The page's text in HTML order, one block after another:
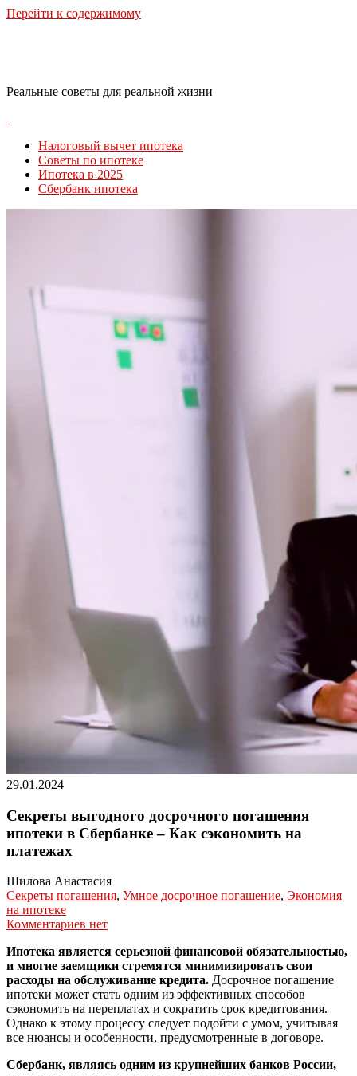
Перейти к содержимому
Реальные советы для реальной жизни
Налоговый вычет ипотека
Советы по ипотеке
Ипотека в 2025
Сбербанк ипотека
29.01.2024
Секреты выгодного досрочного погашения
ипотеки в Сбербанке – Как сэкономить на
платежах
Шилова Анастасия
Секреты погашения, Умное досрочное погашение, Экономия
на ипотеке
Комментариев нет
Ипотека является серьезной финансовой обязательностью,
и многие заемщики стремятся минимизировать свои
расходы на обслуживание кредита. Досрочное погашение
ипотеки может стать одним из эффективных способов
сэкономить на переплатах и сократить срок кредитования.
Однако к этому процессу следует подойти с умом, учитывая
все нюансы и особенности, предусмотренные в договоре.
Сбербанк, являясь одним из крупнейших банков России,